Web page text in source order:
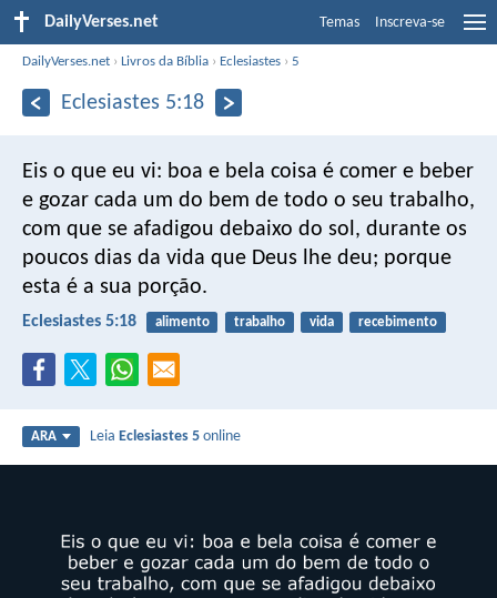
DailyVerses.net Temas Inscreva-se
DailyVerses.net ›Livros da Bíblia › Eclesiastes ›5
Eclesiastes 5:18
Eis o que eu vi: boa e bela coisa é comer e beber
e gozar cada um do bem de todo o seu trabalho,
com que se afadigou debaixo do sol, durante os
poucos dias da vida que Deus lhe deu; porque
esta é a sua porção.
Eclesiastes 5:18 alimento trabalho vida recebimento
ARA LeiaEclesiastes 5 online